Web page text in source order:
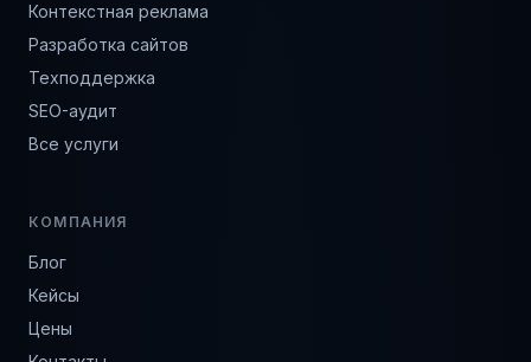
Контекстная реклама
Разработка сайтов
Техподдержка
SEO-аудит
Все услуги
КОМПАНИЯ
Блог
Кейсы
Цены